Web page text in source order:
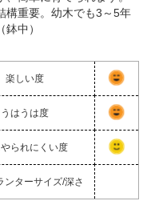
構重要。幼木でも3～5年
中）
楽しい度
うはうは度
られにくい度
ンターサイズ/深さ